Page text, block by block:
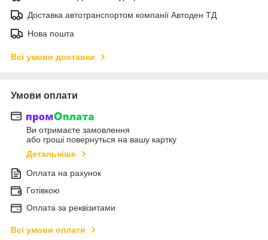
Доставка автотранспортом компанії Автоден ТД
Нова пошта
Всі умови доставки
Умови оплати
Ви отримаєте замовлення
або гроші повернуться на вашу картку
Детальніше
Оплата на рахунок
Готівкою
Оплата за реквізитами
Всі умови оплати